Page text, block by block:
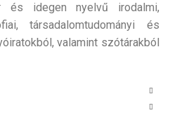
és idegen nyelvű irodalmi,
társadalomtudományi és
valamint szótárakból